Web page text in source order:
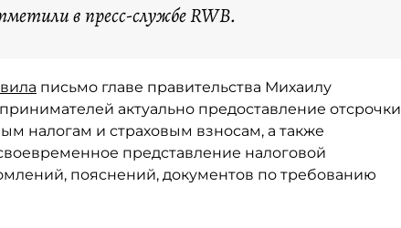
в пресс-службе RWB.
письмо главе правительства Михаилу
актуально предоставление отсрочки
налогам и страховым взносам, а также
представление налоговой
пояснений, документов по требованию